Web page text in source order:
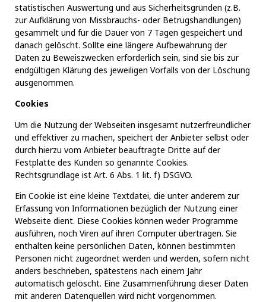
statistischen Auswertung und aus Sicherheitsgründen (z.B.
zur Aufklärung von Missbrauchs- oder Betrugshandlungen)
gesammelt und für die Dauer von 7 Tagen gespeichert und
danach gelöscht. Sollte eine längere Aufbewahrung der
Daten zu Beweiszwecken erforderlich sein, sind sie bis zur
endgültigen Klärung des jeweiligen Vorfalls von der Löschung
ausgenommen.
Cookies
Um die Nutzung der Webseiten insgesamt nutzerfreundlicher
und effektiver zu machen, speichert der Anbieter selbst oder
durch hierzu vom Anbieter beauftragte Dritte auf der
Festplatte des Kunden so genannte Cookies.
Rechtsgrundlage ist Art. 6 Abs. 1 lit. f) DSGVO.
Ein Cookie ist eine kleine Textdatei, die unter anderem zur
Erfassung von Informationen bezüglich der Nutzung einer
Webseite dient. Diese Cookies können weder Programme
ausführen, noch Viren auf ihren Computer übertragen. Sie
enthalten keine persönlichen Daten, können bestimmten
Personen nicht zugeordnet werden und werden, sofern nicht
anders beschrieben, spätestens nach einem Jahr
automatisch gelöscht. Eine Zusammenführung dieser Daten
mit anderen Datenquellen wird nicht vorgenommen.